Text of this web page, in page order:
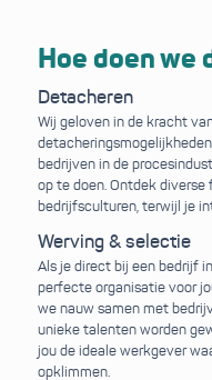
Hoe doen we
Detacheren
Wij geloven in de kracht
bedrijven in de
op te doen. Ontdek
bedrijfsculturen, terwijl je
Werving & selectie
Als je direct bij een bedrijf
perfecte organisatie voor
we nauw samen met
unieke talenten worden
jou de ideale werkgever
opklimmen.